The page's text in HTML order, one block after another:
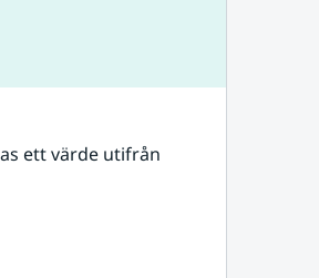
ett värde utifrån